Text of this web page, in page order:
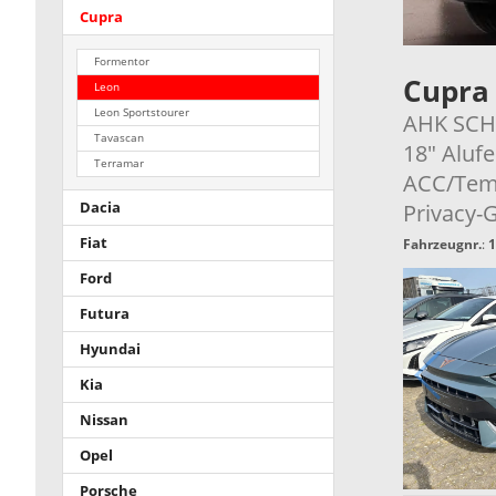
AHK
18"
ACC/
Privacy-
Fahrzeugnr.:
Cupra
Formentor
Leon
Leon Sportstourer
Tavascan
Terramar
Dacia
Fiat
Ford
Futura
Hyundai
Kia
Nissan
Opel
Porsche